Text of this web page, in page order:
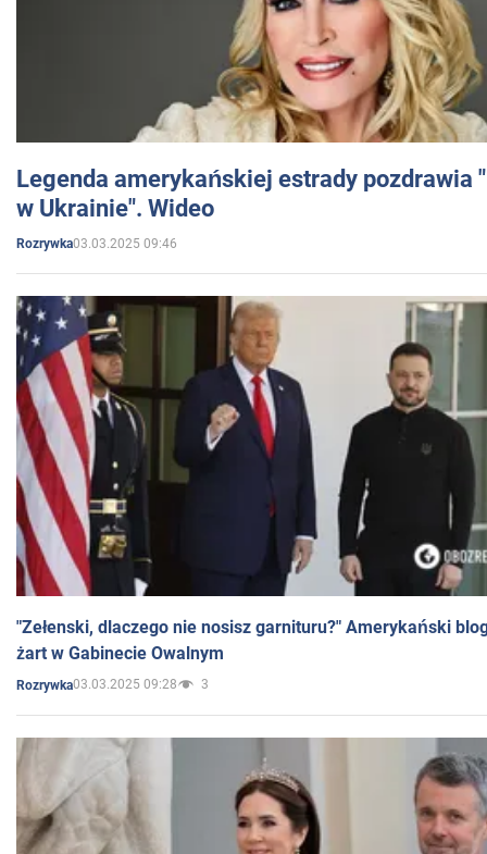
Legenda amerykańskiej estrady pozdrawia
w Ukrainie". Wideo
Rozrywka03.03.2025 09:46
"Zełenski, dlaczego nie nosisz garnituru?" Amerykański
żart w Gabinecie Owalnym
Rozrywka03.03.2025 09:28 3